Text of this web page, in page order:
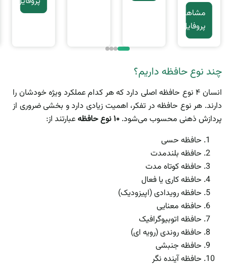
مشاهده
پروفایل
چند نوع حافظه داریم؟
انسان ۴ نوع حافظه اصلی دارد که هر کدام عملکرد ویژه خودشان را
دارند. هر نوع حافظه در تفکر، اهمیت زیادی دارد و بخشی ضروری از
پردازش ذهنی محسوب می‌شود.
عبارتند از:
حافظه حسی
حافظه بلندمدت
حافظه کوتاه مدت
حافظه کاری یا فعال
حافظه رویدادی (اپیزودیک)
حافظه معنایی
حافظه اتوبیوگرافیک
حافظه روندی (رویه ای)
حافظه جنبشی
حافظه آینده نگر